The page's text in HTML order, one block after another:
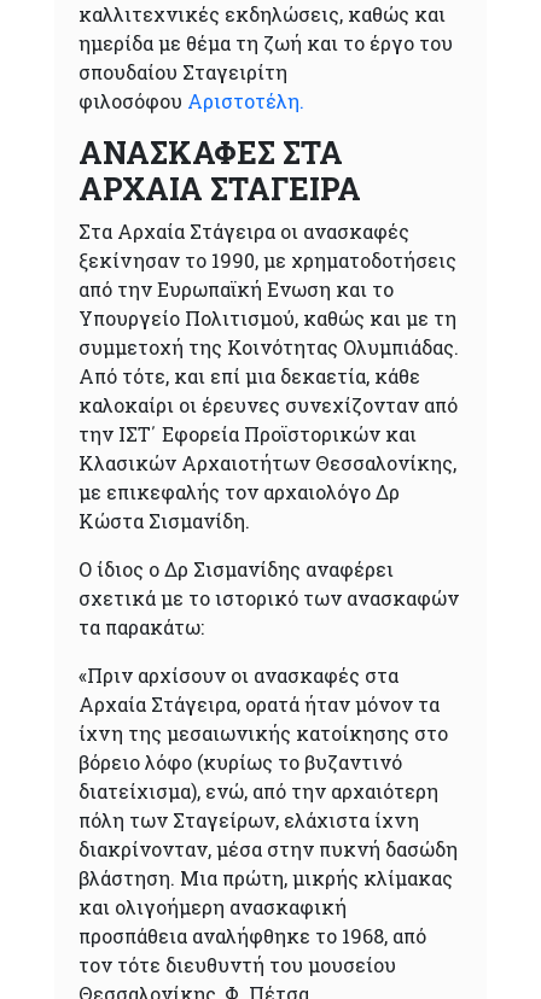
καλλιτεχνικές εκδηλώσεις, καθώς και
ημερίδα με θέμα τη ζωή και το έργο του
σπουδαίου Σταγειρίτη
φιλοσόφου Αριστοτέλη.
ΑΝΑΣΚΑΦΕΣ ΣΤΑ
ΑΡΧΑΙΑ ΣΤΑΓΕΙΡΑ
Στα Αρχαία Στάγειρα οι ανασκαφές
ξεκίνησαν το 1990, με χρηματοδοτήσεις
από την Ευρωπαϊκή Ενωση και το
Υπουργείο Πολιτισμού, καθώς και με τη
συμμετοχή της Κοινότητας Ολυμπιάδας.
Από τότε, και επί μια δεκαετία, κάθε
καλοκαίρι οι έρευνες συνεχίζονταν από
την ΙΣΤ΄ Εφορεία Προϊστορικών και
Κλασικών Αρχαιοτήτων Θεσσαλονίκης,
με επικεφαλής τον αρχαιολόγο Δρ
Κώστα Σισμανίδη.
Ο ίδιος ο Δρ Σισμανίδης αναφέρει
σχετικά με το ιστορικό των ανασκαφών
τα παρακάτω:
«Πριν αρχίσουν οι ανασκαφές στα
Αρχαία Στάγειρα, ορατά ήταν μόνον τα
ίχνη της μεσαιωνικής κατοίκησης στο
βόρειο λόφο (κυρίως το βυζαντινό
διατείχισμα), ενώ, από την αρχαιότερη
πόλη των Σταγείρων, ελάχιστα ίχνη
διακρίνονταν, μέσα στην πυκνή δασώδη
βλάστηση. Μια πρώτη, μικρής κλίμακας
και ολιγοήμερη ανασκαφική
προσπάθεια αναλήφθηκε το 1968, από
τον τότε διευθυντή του μουσείου
Θεσσαλονίκης, Φ. Πέτσα.